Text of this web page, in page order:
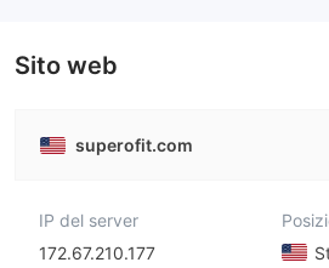
Sito web
superofit.com
IP del server
172.67.210.177